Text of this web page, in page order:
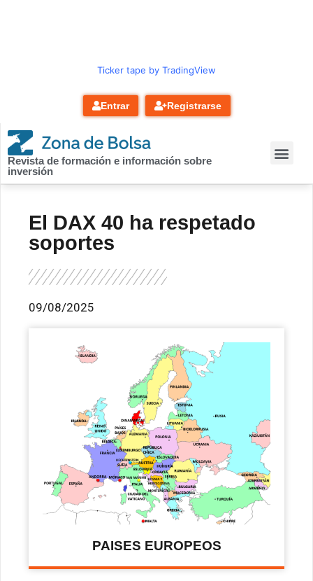
Ticker tape by TradingView
Entrar Registrarse
Revista de formación e información sobre
inversión
El DAX 40 ha respetado
soportes
09/08/2025
PAISES EUROPEOS